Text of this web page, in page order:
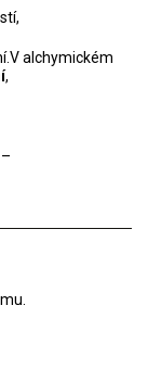
alchymickém
,